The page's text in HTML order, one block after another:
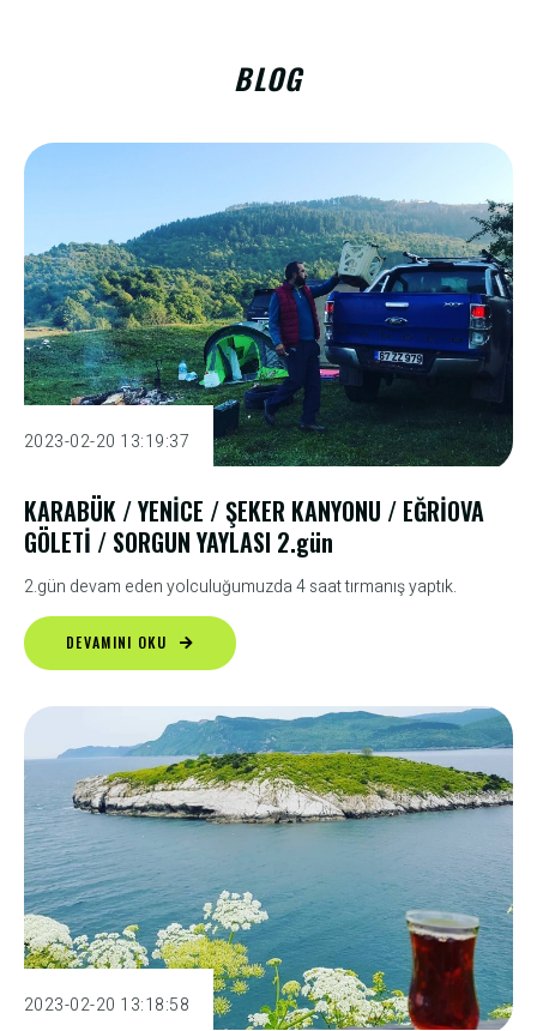
BLOG
2023-02-20 13:19:37
KARABÜK / YENİCE / ŞEKER KANYONU / EĞRİOVA
GÖLETİ / SORGUN YAYLASI 2.gün
2.gün devam eden yolculuğumuzda 4 saat tırmanış yaptık.
DEVAMINI OKU
2023-02-20 13:18:58